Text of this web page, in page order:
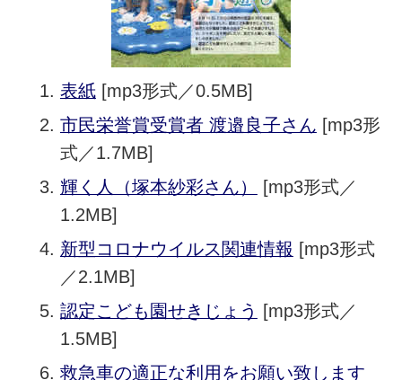
表紙[mp3形式／0.5MB]
市民栄誉賞受賞者 渡邉良子さん [mp3形
式／1.7MB]
輝く人（塚本紗彩さん）
[mp3形式／
1.2MB]
新型コロナウイルス関連情報 [mp3形式
／2.1MB]
認定こども園せきじょう
[mp3形式／
1.5MB]
救急車の適正な利用をお願い致します